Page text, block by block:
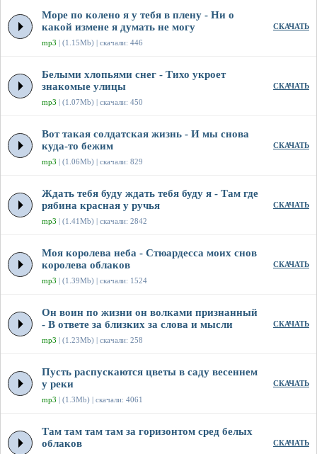
Море по колено я у тебя в плену - Ни о
какой измене я думать не могу
mp3 | (1.15Mb) | скачали: 446
СКАЧАТЬ
Белыми хлопьями снег - Тихо укроет
знакомые улицы
mp3 | (1.07Mb) | скачали: 450
СКАЧАТЬ
Вот такая солдатская жизнь - И мы снова
куда-то бежим
mp3 | (1.06Mb) | скачали: 829
СКАЧАТЬ
Ждать тебя буду ждать тебя буду я - Там где
рябина красная у ручья
mp3 | (1.41Mb) | скачали: 2842
СКАЧАТЬ
Моя королева неба - Стюардесса моих снов
королева облаков
mp3 | (1.39Mb) | скачали: 1524
СКАЧАТЬ
Он воин по жизни он волками признанный
- В ответе за близких за слова и мысли
mp3 | (1.23Mb) | скачали: 258
СКАЧАТЬ
Пусть распускаются цветы в саду весеннем
у реки
mp3 | (1.3Mb) | скачали: 4061
СКАЧАТЬ
Там там там там за горизонтом сред белых
облаков
СКАЧАТЬ